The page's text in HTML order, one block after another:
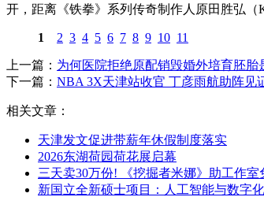
开，距离《铁拳》系列传奇制作人原田胜弘（
1 2 3 4 5 6 7 8 9 10 11
上一篇： 为何医院拒绝原配销毁婚外培育胚胎
下一篇： NBA 3X天津站收官 丁彦雨航助阵见
相关文章：
天津发文促进带薪年休假制度落实
2026东湖荷园荷花展启幕
三天卖30万份! 《挖掘者米娜》助工作室
新国立全新硕士项目：人工智能与数字